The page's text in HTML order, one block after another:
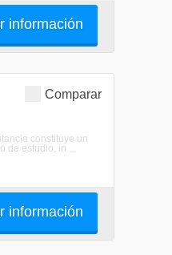
información
Comparar
constituye un
de estudio, in ...
información